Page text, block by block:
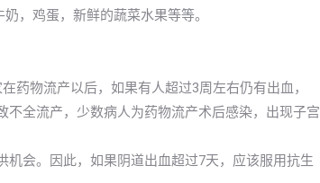
，鸡蛋，新鲜的蔬菜水果等等。
药物流产以后，如果有人超过3周左右仍有出血，
全流产，少数病人为药物流产术后感染，出现子宫
会。因此，如果阴道出血超过7天，应该服用抗生